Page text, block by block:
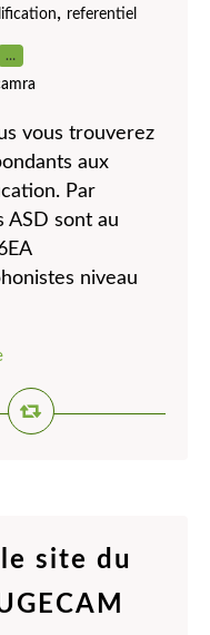
, referentiel
…
vous trouverez
aux
Par
ASD sont au
niveau
site du